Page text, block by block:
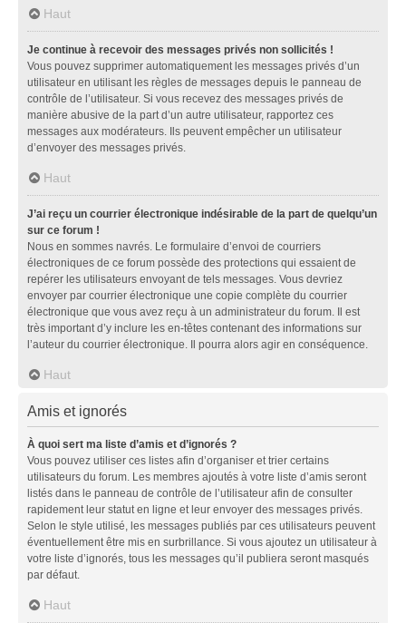
Haut
Je continue à recevoir des messages privés non sollicités !
Vous pouvez supprimer automatiquement les messages privés d’un
utilisateur en utilisant les règles de messages depuis le panneau de
contrôle de l’utilisateur. Si vous recevez des messages privés de
manière abusive de la part d’un autre utilisateur, rapportez ces
messages aux modérateurs. Ils peuvent empêcher un utilisateur
d’envoyer des messages privés.
Haut
J’ai reçu un courrier électronique indésirable de la part de quelqu’un
sur ce forum !
Nous en sommes navrés. Le formulaire d’envoi de courriers
électroniques de ce forum possède des protections qui essaient de
repérer les utilisateurs envoyant de tels messages. Vous devriez
envoyer par courrier électronique une copie complète du courrier
électronique que vous avez reçu à un administrateur du forum. Il est
très important d’y inclure les en-têtes contenant des informations sur
l’auteur du courrier électronique. Il pourra alors agir en conséquence.
Haut
Amis et ignorés
À quoi sert ma liste d’amis et d’ignorés ?
Vous pouvez utiliser ces listes afin d’organiser et trier certains
utilisateurs du forum. Les membres ajoutés à votre liste d’amis seront
listés dans le panneau de contrôle de l’utilisateur afin de consulter
rapidement leur statut en ligne et leur envoyer des messages privés.
Selon le style utilisé, les messages publiés par ces utilisateurs peuvent
éventuellement être mis en surbrillance. Si vous ajoutez un utilisateur à
votre liste d’ignorés, tous les messages qu’il publiera seront masqués
par défaut.
Haut